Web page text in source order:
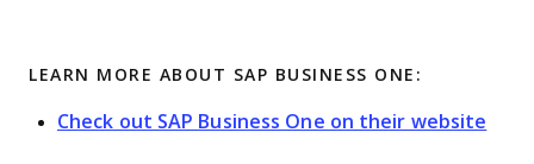
LEARN MORE ABOUT SAP BUSINESS ONE:
Check out SAP Business One on their website